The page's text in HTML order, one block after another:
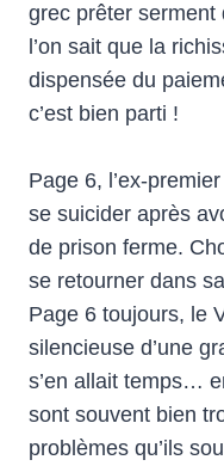
grec prêter serment
l’on sait que la
dispensée du
c’est bien parti !
Page 6, l’ex-
se suicider après
de prison ferme.
se retourner dans
Page 6 toujours, le
silencieuse d’une
s’en allait temps…
sont souvent bien
problèmes qu’ils